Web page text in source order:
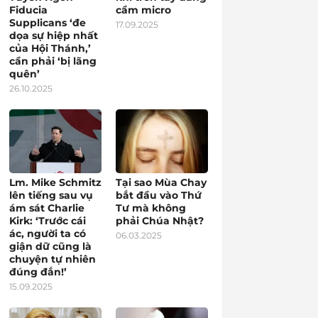
Fiducia
Supplicans ‘đe
dọa sự hiệp nhất
của Hội Thánh,’
cần phải ‘bị lãng
quên’
26.10.2025
cầm micro
17.09.2025
Lm. Mike Schmitz
lên tiếng sau vụ
ám sát Charlie
Kirk: ‘Trước cái
ác, người ta có
giận dữ cũng là
chuyện tự nhiên
đúng đắn!’
15.09.2025
Tại sao Mùa Chay
bắt đầu vào Thứ
Tư mà không
phải Chúa Nhật?
06.03.2025